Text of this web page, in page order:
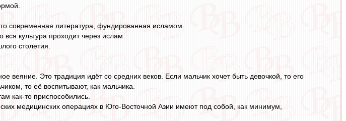
современная литература, фундированная исламом.
культура проходит через ислам.
столетия.
веяние. Это традиция идёт со средних веков. Если мальчик хочет быть девочкой, то его
то её воспитывают, как мальчика.
как-то приспособились.
медицинских операциях в Юго-Восточной Азии имеют под собой, как минимум,